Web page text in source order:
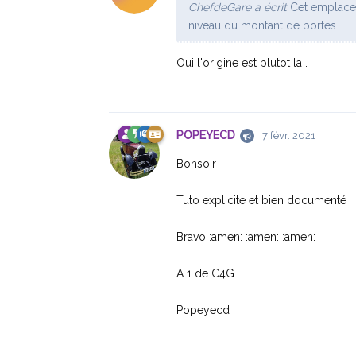
ChefdeGare a écritCet
niveau du montant de portes
Oui l'origine est plutot la .
POPEYECD 7 févr. 2021
Bonsoir
Tuto explicite et bien documenté
Bravo :amen: :amen: :amen:
A 1 de C4G
Popeyecd